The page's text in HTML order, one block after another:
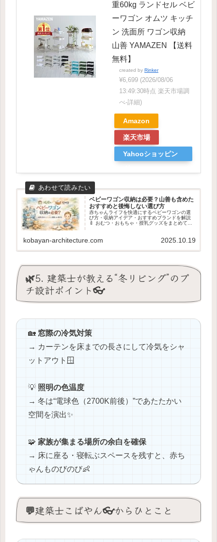
重60kg ランドセル ベビ
ーワゴン オムツ キッチ
ン 洗面所 ワゴン収納
山善 YAMAZEN 【送料
無料】
created by Rinker
¥6,699 (2026/08/06
13:49:30時点 楽天市場調
べ-詳細)
Amazon
楽天市場
Yahooショッピン
ベビーワゴン収納は必要？山善も含めた
おすすめと後悔しない選び方
赤ちゃんライフを快適にするベビーワゴンの選
び方・収納アイデア・おすすめブランドを解説
🍼 おむつ・おもちゃ・授乳グッズをまとめて整
kobayan-architecture.com 2025.10.19
🌿5. 建築士が教える“冬リビング”のプ
チ設計ポイント👓
🏡 窓際の冷気対策
→ カーテンを床までの長さにして冷気をシャ
ットアウト🪟
💡 照明の色温度
→ 冬は“電球色（2700K前後）”であたたかい
空間を演出✨
🧩 家族が集まる場所の余白を確保
→ 床に座る・寝転ぶスペースを残すと、赤ち
ゃんものびのび👶
💬建築士こばやん👓からひとこと